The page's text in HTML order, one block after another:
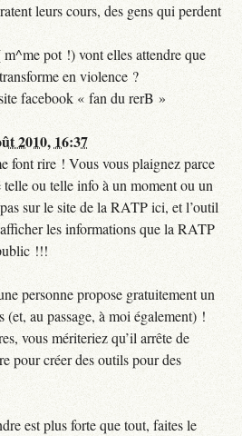
leurs cours, des gens qui perdent
pot !) vont elles attendre que
en violence ?
facebook « fan du rerB »
2010, 16:37
font rire ! Vous vous plaignez parce
telle ou telle info à un moment ou un
sur le site de la RATP ici, et l’outil
les informations que la RATP
!!!
personne propose gratuitement un
au passage, à moi également) !
vous mériteriez qu’il arrête de
pour créer des outils pour des
est plus forte que tout, faites le